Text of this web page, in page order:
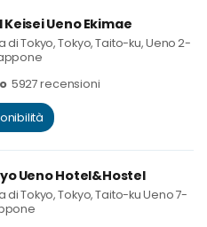
Keisei Ueno Ekimae
di Tokyo, Tokyo, Taito-ku, Ueno 2-
5927 recensioni
Ueno Hotel&Hostel
di Tokyo, Tokyo, Taito-ku Ueno 7-